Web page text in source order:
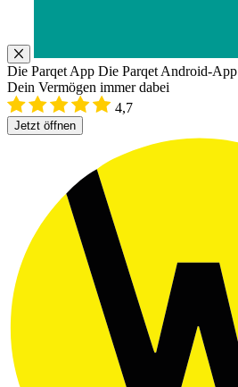
Die Parqet App Die Parqet Android-App
Dein Vermögen immer dabei
4,7
Jetzt öffnen